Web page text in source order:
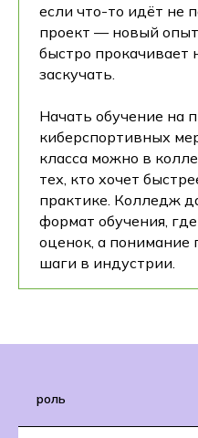
если что-то идёт не
проект — новый
быстро прокачивает
заскучать.
Начать обучение на
киберспортивных
класса можно в
тех, кто хочет
практике. Колледж
формат обучения,
оценок, а понимание
шаги в индустрии.
роль